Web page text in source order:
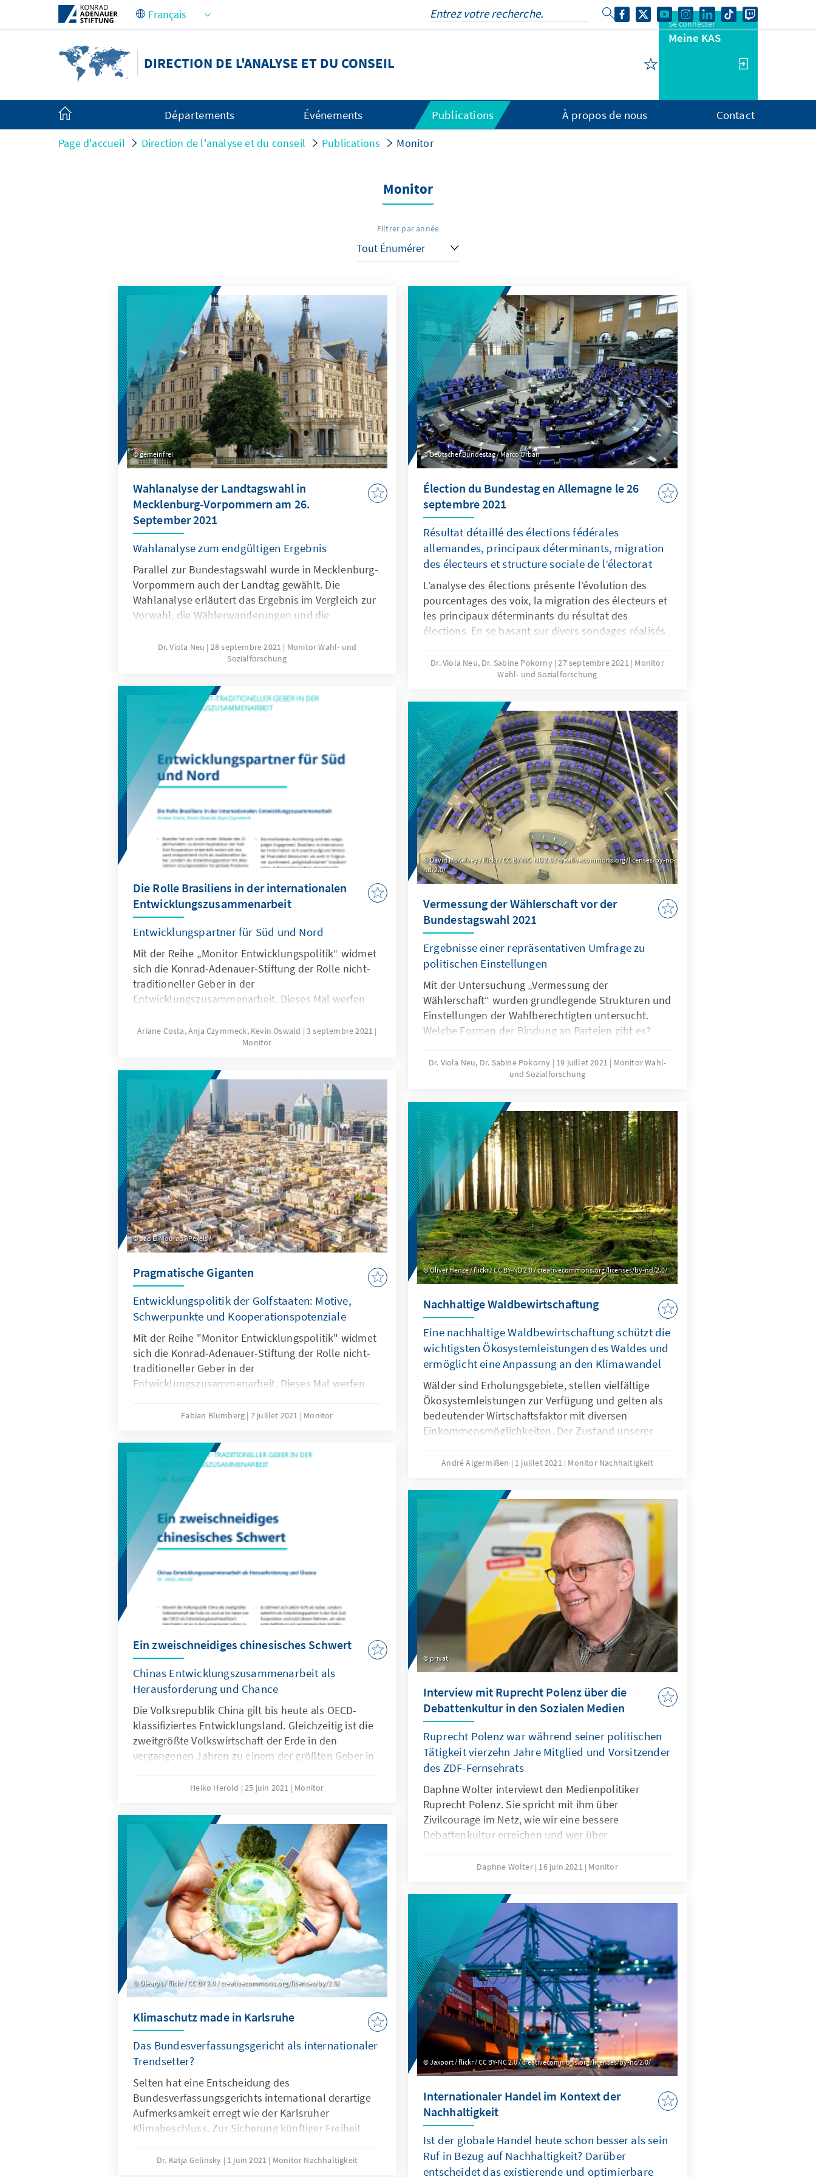
Saut au contenu principal
DIRECTION DE L'ANALYSE ET DU CONSEIL
Se connecter
Meine KAS
Départements Événements Publications À propos de nous Contact
Page d'accueil Direction de l'analyse et du conseil Publications Monitor
Monitor
Filtrer par année
gemeinfrei
Wahlanalyse der Landtagswahl in
Mecklenburg-Vorpommern am 26.
September 2021
Wahlanalyse zum endgültigen Ergebnis
Parallel zur Bundestagswahl wurde in Mecklenburg-
Vorpommern auch der Landtag gewählt. Die
Wahlanalyse erläutert das Ergebnis im Vergleich zur
Vorwahl, die Wählerwanderungen und die
Wahlergebnisses. Ausgehend von den
Wahltagsbefragungen und Umfragen im Vorfeld der
von Spitzenkandidatinnen und -kandidaten,
Parteikompetenzen sowie die Beurteilung von
Leistungen der Regierung für das Wahlergebnis
erläutert.
Dr. Viola Neu 28 septembre 2021
Monitor Wahl- und
Sozialforschung
Deutscher Bundestag / Marco Urban
Élection du Bundestag en Allemagne le 26
septembre 2021
Résultat détaillé des élections fédérales
allemandes, principaux déterminants, migration
des électeurs et structure sociale de l’électorat
L’analyse des élections présente l’évolution des
pourcentages des voix, la migration des électeurs et
les principaux déterminants du résultat des
élections. En se basant sur divers sondages réalisés
analyse explique, entre autres, l’importance de
l’évaluation des principaux candidats, des
gouvernement pour les résultats des élections.
Dr. Viola Neu, Dr. Sabine Pokorny 27 septembre 2021
Monitor
Wahl- und Sozialforschung
Die Rolle Brasiliens in der internationalen
Entwicklungszusammenarbeit
Entwicklungspartner für Süd und Nord
Mit der Reihe „Monitor Entwicklungspolitik“ widmet
sich die Konrad-Adenauer-Stiftung der Rolle nicht-
traditioneller Geber in der
Entwicklungszusammenarbeit. Dieses Mal werfen
Jahren in der technischen Zusammenarbeit mit
Entwicklungsländern engagiert.
Ariane Costa, Anja Czymmeck, Kevin Oswald
3 septembre 2021
Monitor
David McKelvey / flickr / CC BY-NC-ND 2.0 / creativecommons.org/licenses/by-nc-
nd/2.0/
Vermessung der Wählerschaft vor der
Bundestagswahl 2021
Ergebnisse einer repräsentativen Umfrage zu
politischen Einstellungen
Mit der Untersuchung „Vermessung der
Wählerschaft“ wurden grundlegende Strukturen und
Einstellungen der Wahlberechtigten untersucht.
Welche Formen der Bindung an Parteien gibt es?
Dr. Viola Neu, Dr. Sabine Pokorny 19 juillet 2021
Monitor Wahl-
und Sozialforschung
Jad El Mourad / Pexels /
Pragmatische Giganten
Entwicklungspolitik der Golfstaaten: Motive,
Schwerpunkte und Kooperationspotenziale
Mit der Reihe "Monitor Entwicklungspolitik" widmet
sich die Konrad-Adenauer-Stiftung der Rolle nicht-
traditioneller Geber in der
Entwicklungszusammenarbeit. Dieses Mal werfen
Entwicklungspolitik im Vergleich zu traditionellen
Fabian Blumberg 7 juillet 2021 Monitor
Oliver Henze / flickr / CC BY-ND 2.0 / creativecommons.org/licenses/by-nd/2.0/
Nachhaltige Waldbewirtschaftung
Eine nachhaltige Waldbewirtschaftung schützt die
wichtigsten Ökosystemleistungen des Waldes und
ermöglicht eine Anpassung an den Klimawandel
Wälder sind Erholungsgebiete, stellen vielfältige
Ökosystemleistungen zur Verfügung und gelten als
bedeutender Wirtschaftsfaktor mit diversen
Einkommensmöglichkeiten. Der Zustand unserer
Waldbrände, Borkenkäferbefall und die Dürren der
eine nachhaltige Waldbewirtschaftung vor dem
Hintergrund gestiegener Erwartungen an den
Umwelt- und Klimaschutz aussehen?
André Algermißen 1 juillet 2021 Monitor Nachhaltigkeit
Ein zweischneidiges chinesisches Schwert
Chinas Entwicklungszusammenarbeit als
Herausforderung und Chance
Die Volksrepublik China gilt bis heute als OECD-
klassifiziertes Entwicklungsland. Gleichzeitig ist die
zweitgrößte Volkswirtschaft der Erde in den
vergangenen Jahren zu einem der größten Geber in
definiert sich selbst als Entwicklungspartner in der
seine wirtschaftlichen und geostrategischen
Ambitionen voran. Für die deutsche
Entwicklungspolitik ist dieser Ansatz
Herausforderung und Chance zugleich.
Heiko Herold 25 juin 2021 Monitor
privat
Interview mit Ruprecht Polenz über die
Debattenkultur in den Sozialen Medien
Ruprecht Polenz war während seiner politischen
Tätigkeit vierzehn Jahre Mitglied und Vorsitzender
des ZDF-Fernsehrats
Daphne Wolter interviewt den Medienpolitiker
Ruprecht Polenz. Sie spricht mit ihm über
Zivilcourage im Netz, wie wir eine bessere
Debattenkultur erreichen und wer über
Daphne Wolter 16 juin 2021 Monitor
Olearys / flickr / CC BY 2.0 / creativecommons.org/licenses/by/2.0/
Klimaschutz made in Karlsruhe
Das Bundesverfassungsgericht als internationaler
Trendsetter?
Selten hat eine Entscheidung des
Bundesverfassungsgerichts international derartige
Aufmerksamkeit erregt wie der Karlsruher
Klimabeschluss. Zur Sicherung künftiger Freiheit
ausgerichtete Klimaschutzpolitik mit dem Ziel der
Dr. Katja Gelinsky 1 juin 2021 Monitor Nachhaltigkeit
Jaxport / flickr / CC BY-NC 2.0 / creativecommons.org/licenses/by-nc/2.0/
Internationaler Handel im Kontext der
Nachhaltigkeit
Ist der globale Handel heute schon besser als sein
Ruf in Bezug auf Nachhaltigkeit? Darüber
entscheidet das existierende und optimierbare